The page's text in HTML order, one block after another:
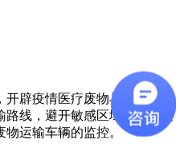
辟疫情医疗废物与社会源废
路线，避开敏感区域，专车运
物运输车辆的监控。